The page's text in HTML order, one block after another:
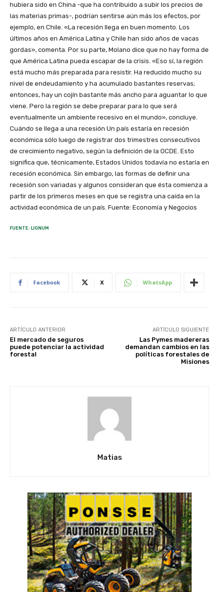
hubiera sido en China -que ha contribuido a subir los precios de
las materias primas-, podrían sentirse aún más los efectos, por
ejemplo, en Chile. «La recesión llega en buen momento. Los
últimos años en América Latina y Chile han sido años de vacas
gordas», comenta. Por su parte, Molano dice que no hay forma de
que América Latina pueda escapar de la crisis. «Eso sí, la región
está mucho más preparada para resistir. Ha reducido mucho su
nivel de endeudamiento y ha acumulado bastantes reservas;
entonces, hay un cojín bastante más ancho para aguantar lo que
viene. Pero la región se debe preparar para lo que será
eventualmente un ambiente recesivo en el mundo», concluye.
Cuándo se llega a una recesión Un país estaría en recesión
económica sólo luego de registrar dos trimestres consecutivos
de crecimiento negativo, según la definición de la OCDE. Esto
significa que, técnicamente, Estados Unidos todavía no estaría en
recesión económica. Sin embargo, las formas de definir una
recesión son variadas y algunos consideran que ésta comienza a
partir de los primeros meses en que se registra una caída en la
actividad económica de un país. Fuente: Economía y Negocios
FUENTE: LIGNUM
Facebook X WhatsApp
ARTÍCULO ANTERIOR
El mercado de seguros
puede potenciar la actividad
forestal
ARTÍCULO SIGUIENTE
Las Pymes madereras
demandan cambios en las
políticas forestales de
Misiones
Matias